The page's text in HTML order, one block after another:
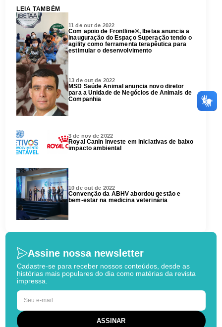
LEIA TAMBÉM
11 de out de 2022
Com apoio de Frontline®, Ibetaa anuncia a
inauguração do Espaço Superação tendo o
agility como ferramenta terapêutica para
estimular o desenvolvimento
13 de out de 2022
MSD Saúde Animal anuncia novo diretor
para a Unidade de Negócios de Animais de
Companhia
3 de nov de 2022
Royal Canin investe em iniciativas de baixo
impacto ambiental
10 de out de 2022
Convenção da ABHV abordou gestão e
bem-estar na medicina veterinária
Assine nossa newsletter
Cadastre-se para receber nossos conteúdos, desde as
histórias mais populares do dia como matérias da revista
impressa.